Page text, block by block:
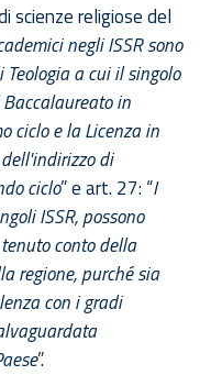
scienze religiose del
negli ISSR sono
a cui il singolo
in
ciclo e la Licenza in
di
ciclo” e art. 27: “I
ISSR, possono
conto della
regione, purché sia
con i gradi
”.